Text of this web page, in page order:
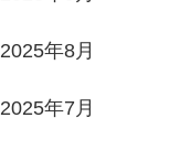
2025年8月
2025年7月